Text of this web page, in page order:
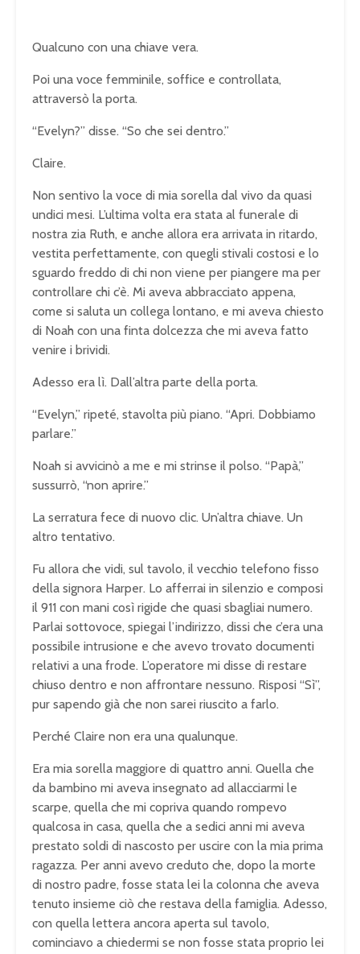
Qualcuno con una chiave vera.
Poi una voce femminile, soffice e controllata,
attraversò la porta.
“Evelyn?” disse. “So che sei dentro.”
Claire.
Non sentivo la voce di mia sorella dal vivo da quasi
undici mesi. L’ultima volta era stata al funerale di
nostra zia Ruth, e anche allora era arrivata in ritardo,
vestita perfettamente, con quegli stivali costosi e lo
sguardo freddo di chi non viene per piangere ma per
controllare chi c’è. Mi aveva abbracciato appena,
come si saluta un collega lontano, e mi aveva chiesto
di Noah con una finta dolcezza che mi aveva fatto
venire i brividi.
Adesso era lì. Dall’altra parte della porta.
“Evelyn,” ripeté, stavolta più piano. “Apri. Dobbiamo
parlare.”
Noah si avvicinò a me e mi strinse il polso. “Papà,”
sussurrò, “non aprire.”
La serratura fece di nuovo clic. Un’altra chiave. Un
altro tentativo.
Fu allora che vidi, sul tavolo, il vecchio telefono fisso
della signora Harper. Lo afferrai in silenzio e composi
il 911 con mani così rigide che quasi sbagliai numero.
Parlai sottovoce, spiegai l’indirizzo, dissi che c’era una
possibile intrusione e che avevo trovato documenti
relativi a una frode. L’operatore mi disse di restare
chiuso dentro e non affrontare nessuno. Risposi “Sì”,
pur sapendo già che non sarei riuscito a farlo.
Perché Claire non era una qualunque.
Era mia sorella maggiore di quattro anni. Quella che
da bambino mi aveva insegnato ad allacciarmi le
scarpe, quella che mi copriva quando rompevo
qualcosa in casa, quella che a sedici anni mi aveva
prestato soldi di nascosto per uscire con la mia prima
ragazza. Per anni avevo creduto che, dopo la morte
di nostro padre, fosse stata lei la colonna che aveva
tenuto insieme ciò che restava della famiglia. Adesso,
con quella lettera ancora aperta sul tavolo,
cominciavo a chiedermi se non fosse stata proprio lei